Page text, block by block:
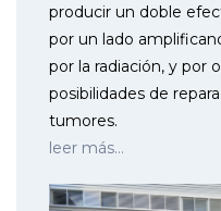
producir un doble
por un lado
por la radiación, y por
posibilidades de
tumores.
leer más…